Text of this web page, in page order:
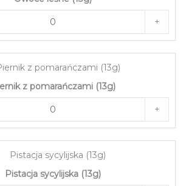
+
z pomarańczami (13g)
+
Pistacja sycylijska (13g)